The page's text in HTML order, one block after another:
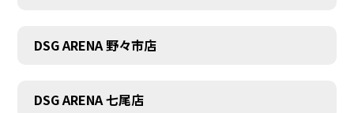
DSG ARENA 野々市店
DSG ARENA 七尾店